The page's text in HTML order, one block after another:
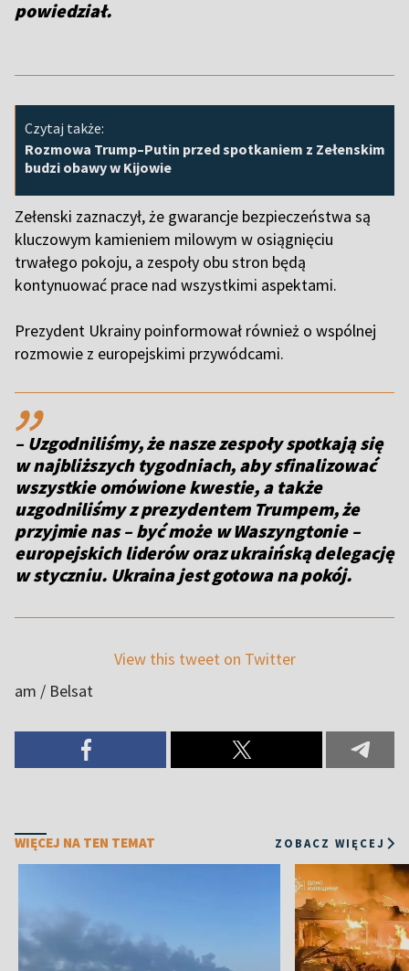
powiedział.
Czytaj także:
Rozmowa Trump–Putin przed spotkaniem z Zełenskim
budzi obawy w Kijowie
Zełenski zaznaczył, że gwarancje bezpieczeństwa są
kluczowym kamieniem milowym w osiągnięciu
trwałego pokoju, a zespoły obu stron będą
kontynuować prace nad wszystkimi aspektami.
Prezydent Ukrainy poinformował również o wspólnej
rozmowie z europejskimi przywódcami.
,,
– Uzgodniliśmy, że nasze zespoły spotkają się
w najbliższych tygodniach, aby sfinalizować
wszystkie omówione kwestie, a także
uzgodniliśmy z prezydentem Trumpem, że
przyjmie nas – być może w Waszyngtonie –
europejskich liderów oraz ukraińską delegację
w styczniu. Ukraina jest gotowa na pokój.
View this tweet on Twitter
am / Belsat
WIĘCEJ NA TEN TEMAT ZOBACZ WIĘCEJ